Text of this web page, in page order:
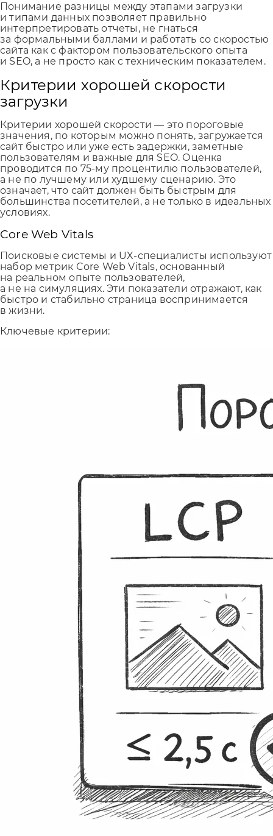
Понимание разницы между этапами загрузки
и типами данных позволяет правильно
интерпретировать отчеты, не гнаться
за формальными баллами и работать со скоростью
сайта как с фактором пользовательского опыта
и SEO, а не просто как с техническим показателем.
Критерии хорошей скорости
загрузки
Критерии хорошей скорости — это пороговые
значения, по которым можно понять, загружается
сайт быстро или уже есть задержки, заметные
пользователям и важные для SEO. Оценка
проводится по 75-му процентилю пользователей,
а не по лучшему или худшему сценарию. Это
означает, что сайт должен быть быстрым для
большинства посетителей, а не только в идеальных
условиях.
Core Web Vitals
Поисковые системы и UX-специалисты используют
набор метрик Core Web Vitals, основанный
на реальном опыте пользователей,
а не на симуляциях. Эти показатели отражают, как
быстро и стабильно страница воспринимается
в жизни.
Ключевые критерии: